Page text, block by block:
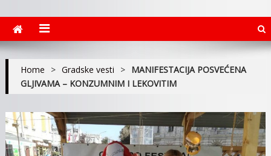
Home > Gradske vesti > MANIFESTACIJA POSVEĆENA
GLJIVAMA – KONZUMNIM I LEKOVITIM